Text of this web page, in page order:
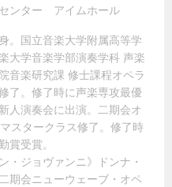
ンター アイムホール
。国立音楽大学附属高等学
大学音楽学部演奏学科 声楽
音楽研究課 修士課程オペラ
了。修了時に声楽専攻最優
人演奏会に出演。二期会オ
スタークラス修了。修了時
賞受賞。
・ジョヴァンニ》ドンナ・
期会ニューウェーブ・オペ